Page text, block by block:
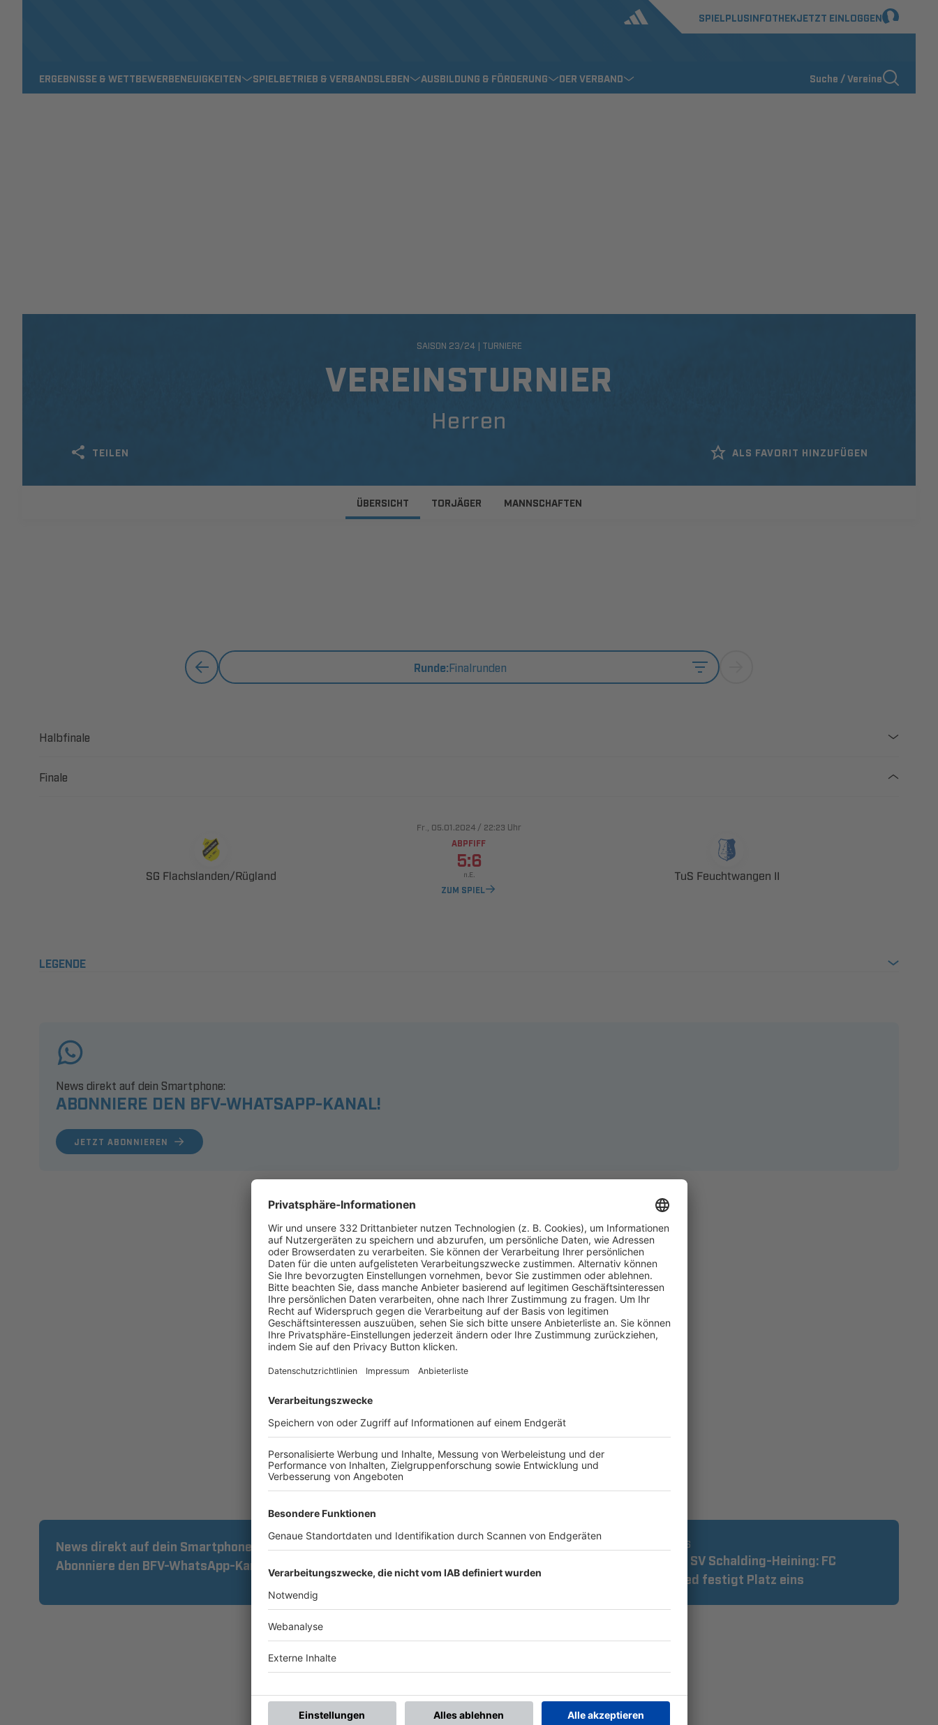
SPIELPLUSINFOTHEKJETZT EINLOGGEN
ERGEBNISSE & WETTBEWERBENEUIGKEITEN SPIELBETRIEB & VERBANDSLEBEN AUSBILDUNG & FÖRDERUNG DER VERBAND Suche / Vereine
VEREINSTURNIER
Herren
SAISON 23/24 | TURNIERE
TEILEN ALS FAVORIT HINZUFÜGEN
ÜBERSICHT TORJÄGER MANNSCHAFTEN
Runde:Finalrunden
Halbfinale
Finale
., /  Uhr
 ​
ABPFIFF

   
ZUM SPIEL
LEGENDE
ABONNIERE DEN BFV-WHATSAPP-KANAL!
News direkt auf dein Smartphone:
JETZT ABONNIEREN
UNSERE NEUIGKEITEN FÜR DICH
News direkt auf dein Smartphone:
Abonniere den BFV-WhatsApp-Kanal!
07.08.2026
Spieltag
07.08.2026
4:1 beim SV Schalding-Heining: FC
Pipinsried festigt Platz eins
ALLE NEWS